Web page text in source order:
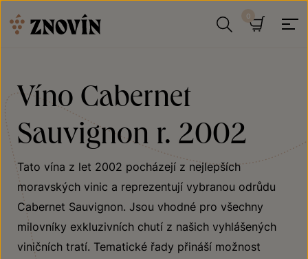
Víno Cabernet
Sauvignon r. 2002
Tato vína z let 2002 pocházejí z nejlepších
moravských vinic a reprezentují vybranou odrůdu
Cabernet Sauvignon. Jsou vhodné pro všechny
milovníky exkluzivních chutí z našich vyhlášených
viničních tratí. Tematické řady přináší možnost